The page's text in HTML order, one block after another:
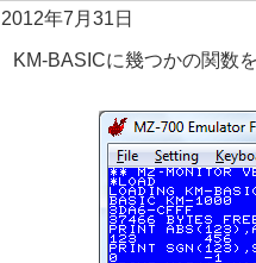
2012年7月31日
KM-BASICに幾つかの関数